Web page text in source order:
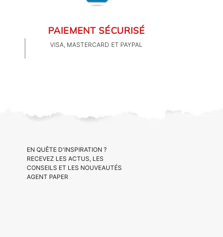
PAIEMENT SÉCURISÉ
VISA, MASTERCARD ET PAYPAL
EN QUÊTE D'INSPIRATION ?
RECEVEZ LES ACTUS, LES
CONSEILS ET LES NOUVEAUTÉS
AGENT PAPER